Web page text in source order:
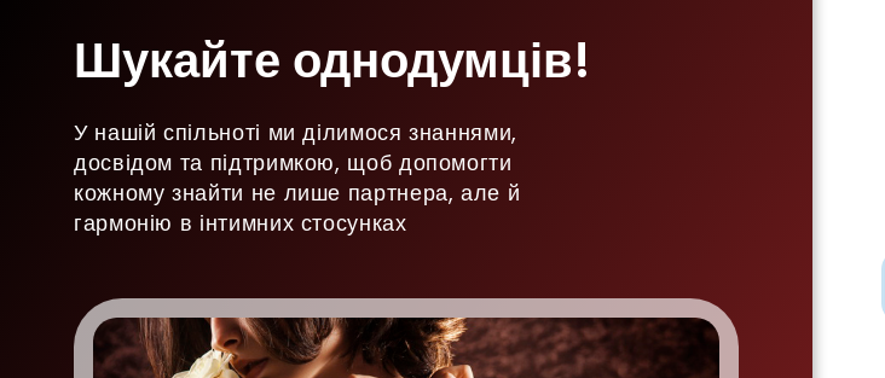
Шукайте однодумців!
У нашій спільноті ми ділимося знаннями,
досвідом та підтримкою, щоб допомогти
кожному знайти не лише партнера, але й
гармонію в інтимних стосунках